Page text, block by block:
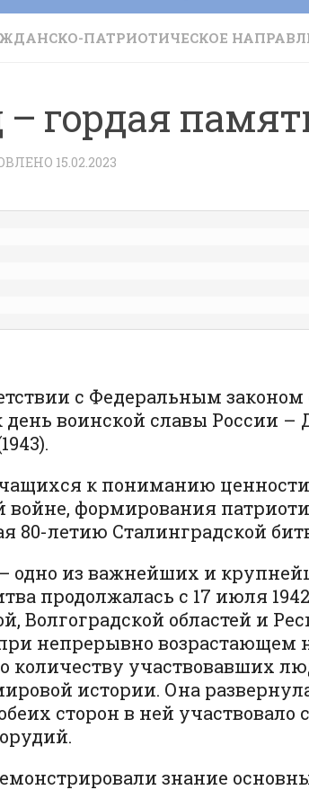
ПАТРИОТИЧЕСКОЕ
гордая
15.02.2023
с Федеральным
день воинской славы России
к пониманию ценности
войне, формирования
80-летию Сталинградской
одно из важнейших и
продолжалась с 17 июля
Волгоградской областей и
непрерывно
количеству участвовавших
истории. Она
сторон в ней
знание